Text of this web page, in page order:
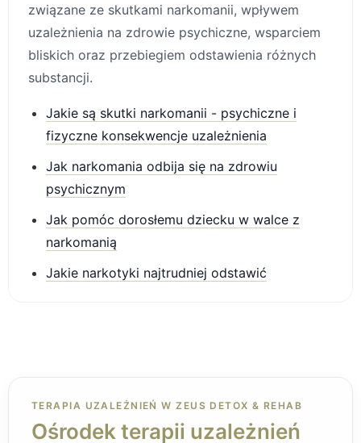
związane ze skutkami narkomanii, wpływem
uzależnienia na zdrowie psychiczne, wsparciem
bliskich oraz przebiegiem odstawienia różnych
substancji.
Jakie są skutki narkomanii - psychiczne i
fizyczne konsekwencje uzależnienia
Jak narkomania odbija się na zdrowiu
psychicznym
Jak pomóc dorosłemu dziecku w walce z
narkomanią
Jakie narkotyki najtrudniej odstawić
TERAPIA UZALEŻNIEŃ W ZEUS DETOX & REHAB
Ośrodek terapii uzależnień